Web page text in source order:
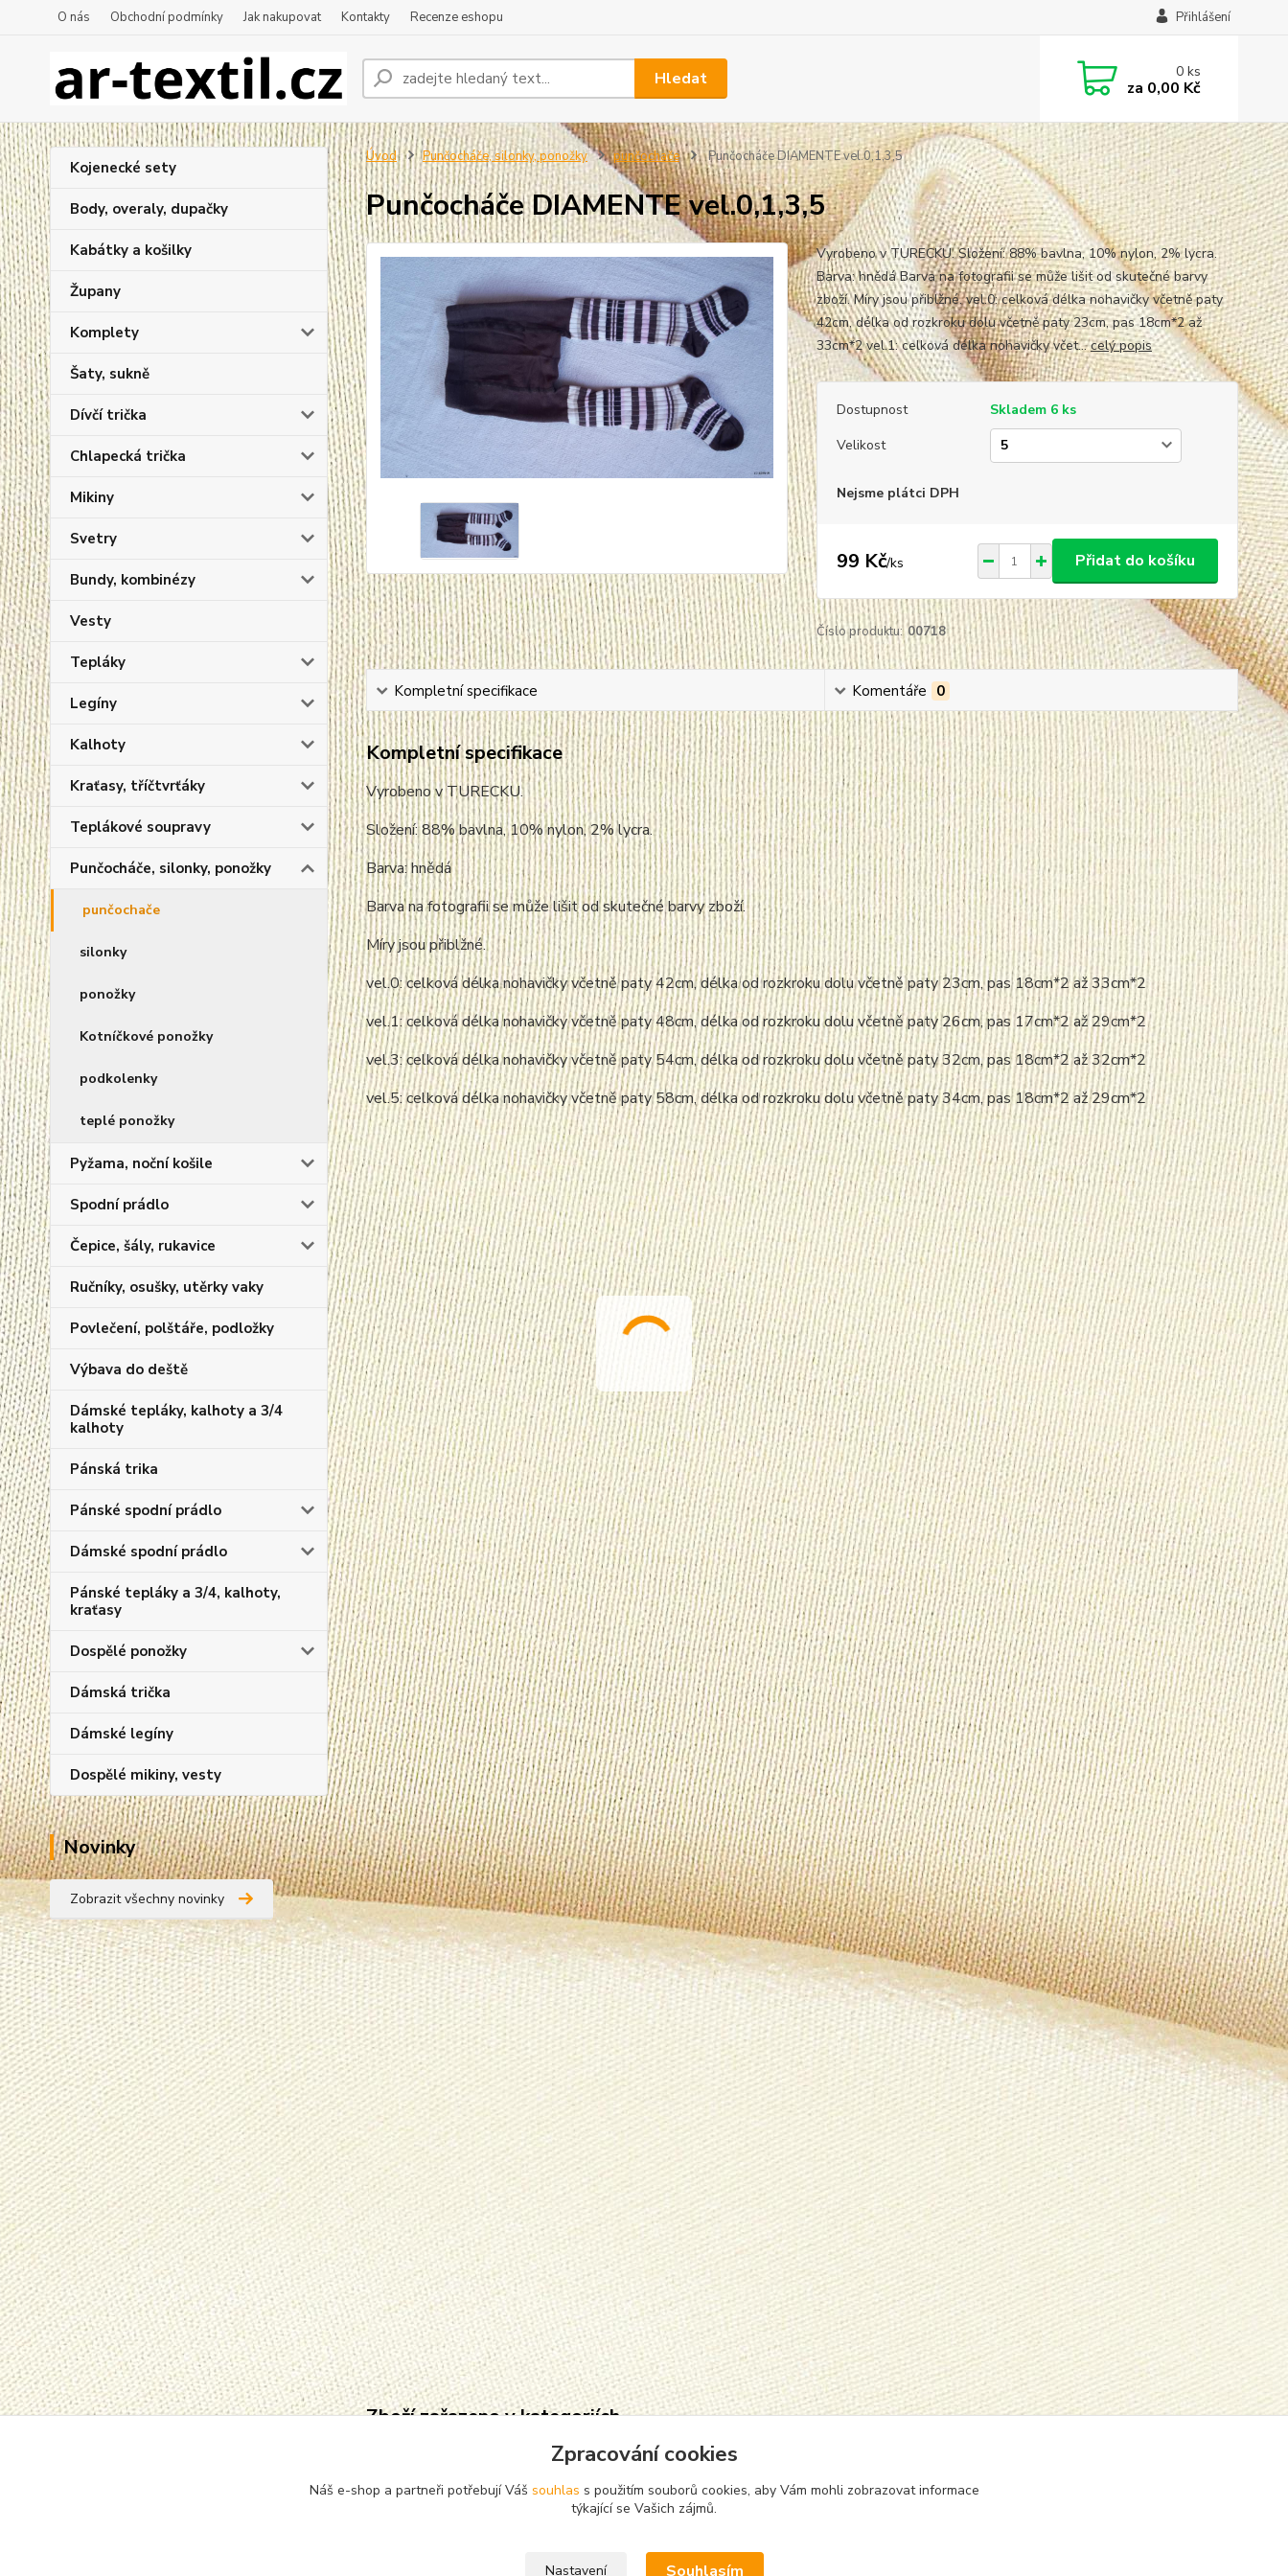
O nás Obchodní podmínky Jak nakupovat Kontakty Recenze eshopu Přihlášení
Hledat 0ks
za 0,00 Kč
Kojenecké sety
Body, overaly, dupačky
Kabátky a košilky
Župany
Komplety
Šaty, sukně
Dívčí trička
Chlapecká trička
Mikiny
Svetry
Bundy, kombinézy
Vesty
Tepláky
Legíny
Kalhoty
Kraťasy, tříčtvrťáky
Teplákové soupravy
Punčocháče, silonky, ponožky
punčochače
silonky
ponožky
Kotníčkové ponožky
podkolenky
teplé ponožky
Pyžama, noční košile
Spodní prádlo
Čepice, šály, rukavice
Ručníky, osušky, utěrky vaky
Povlečení, polštáře, podložky
Výbava do deště
Dámské tepláky, kalhoty a 3/4
kalhoty
Pánská trika
Pánské spodní prádlo
Dámské spodní prádlo
Pánské tepláky a 3/4, kalhoty,
kraťasy
Dospělé ponožky
Dámská trička
Dámské legíny
Dospělé mikiny, vesty
Novinky
Zobrazit všechny novinky
Úvod Punčocháče, silonky, ponožky punčochače Punčocháče DIAMENTE vel.0,1,3,5
Punčocháče DIAMENTE vel.0,1,3,5
Vyrobeno v TURECKU. Složení: 88% bavlna, 10% nylon, 2% lycra.
Barva: hnědá Barva na fotografii se může lišit od skutečné barvy
zboží. Míry jsou přiblžné. vel.0: celková délka nohavičky včetně paty
42cm, délka od rozkroku dolu včetně paty 23cm, pas 18cm*2 až
33cm*2 vel.1: celková délka nohavičky včet...celý popis
Dostupnost
Skladem 6 ks
Velikost
Nejsme plátci DPH
99 Kč/ks Přidat do košíku
Číslo produktu: 00718
Kompletní specifikace Komentáře 0
Kompletní specifikace
Vyrobeno v TURECKU.
Složení: 88% bavlna, 10% nylon, 2% lycra.
Barva: hnědá
Barva na fotografii se může lišit od skutečné barvy zboží.
Míry jsou přiblžné.
vel.0: celková délka nohavičky včetně paty 42cm, délka od rozkroku dolu včetně paty 23cm, pas 18cm*2 až 33cm*2
vel.1: celková délka nohavičky včetně paty 48cm, délka od rozkroku dolu včetně paty 26cm, pas 17cm*2 až 29cm*2
vel.3: celková délka nohavičky včetně paty 54cm, délka od rozkroku dolu včetně paty 32cm, pas 18cm*2 až 32cm*2
vel.5: celková délka nohavičky včetně paty 58cm, délka od rozkroku dolu včetně paty 34cm, pas 18cm*2 až 29cm*2
Zboží zařazeno v kategoriích
punčochače
Zpracování cookies
Náš e-shop a partneři potřebují Váš souhlas s použitím souborů cookies, aby Vám mohli zobrazovat informace
týkající se Vašich zájmů.
Nastavení Souhlasím